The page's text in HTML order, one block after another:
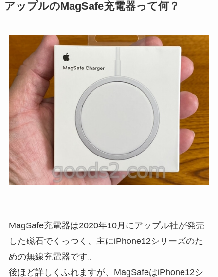
アップルのMagSafe充電器って何？
MagSafe充電器は2020年10月にアップル社が発売
した磁石でくっつく、主にiPhone12シリーズのた
めの無線充電器です。
後ほど詳しくふれますが、MagSafeはiPhone12シ